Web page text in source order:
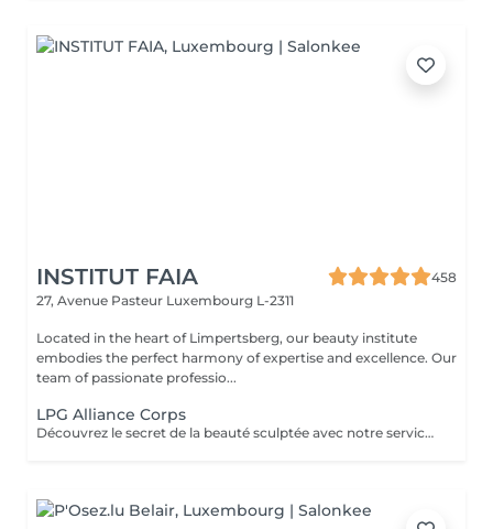
INSTITUT FAIA
458
27, Avenue Pasteur Luxembourg L-2311
Located in the heart of Limpertsberg, our beauty institute
embodies the perfect harmony of expertise and excellence. Our
team of passionate professio...
LPG Alliance Corps
Découvrez le secret de la beauté sculptée avec notre service LPG Endermologie. Cette technologie de pointe est votre alliée pour une silhouette redessinée et une peau radieuse. Les soins Endermologie stimulent naturellement la production de collagène et d'élastine, réduisent l'aspect de la cellulite et raffermissent votre peau. Les résultats sont visibles dès les premières séances, vous laissant avec une confiance et une élégance accrues. Révélez votre beauté intérieure avec une silhouette plus harmonieuse. Optez pour le bien-être et la beauté, choisissez LPG Endermologie dès aujourd'hui.